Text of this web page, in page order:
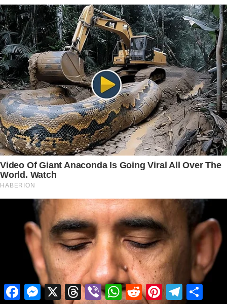
FacebookMessenger
X ThreadsViberWhatsApp
RedditPinterestTelegram